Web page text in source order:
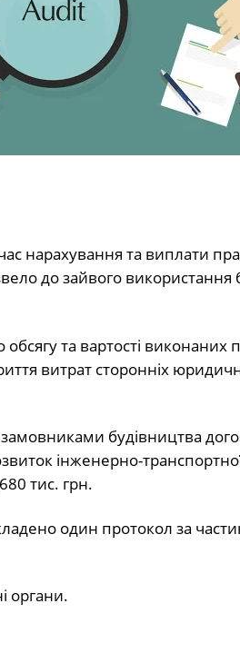
нарахування та виплати
до зайвого використання
та вартості
витрат сторонніх
будівництва
інженерно-
тис. грн.
один протокол за
органи.